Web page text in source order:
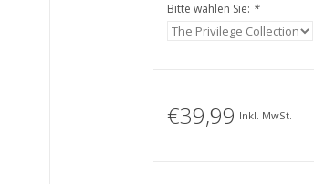
Bitte wählen Sie: *
€39,99 Inkl. MwSt.